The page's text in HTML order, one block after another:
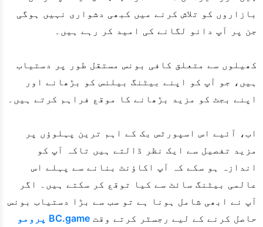
بازاروں کو تلاش کرنے میں کبھی دشواری نہیں ہوگی
جن پر آپ دانو لگانے کی امید کر رہے ہیں۔
کھیلوں سے متعلق کافی بونس مستقل طور پر دستیاب
ہیں، جو آپ کو اپنے بیٹنگ بیلنس کو بڑھانے اور
اپنے بجٹ کو مزید بڑھانے کا موقع فراہم کرتے ہیں۔
اب، آئیے اس اسپورٹس بک کے اہم ترین پہلوؤں پر
مزید تفصیل سے ایک نظر ڈالتے ہیں تاکہ آپ کو
اندازہ ہو سکے کہ آپ اکاؤنٹ بنانے سے پہلے اس
عالمی بیٹنگ سائٹ سے کیا توقع کر سکتے ہیں۔ اگر
آپ نے ابھی شامل ہونا ہے تو سب سے بڑا دستیاب بونس
حاصل کرنے کے لیے رجسٹر کرتے وقت
BC.game پرومو